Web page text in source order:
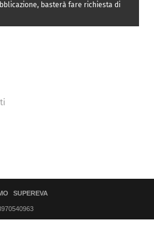
basterà fare richiesta di
SUPEREVA